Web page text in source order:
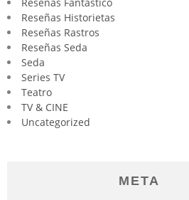
Reseñas Fantástico
Reseñas Historietas
Reseñas Rastros
Reseñas Seda
Seda
Series TV
Teatro
TV & CINE
Uncategorized
META